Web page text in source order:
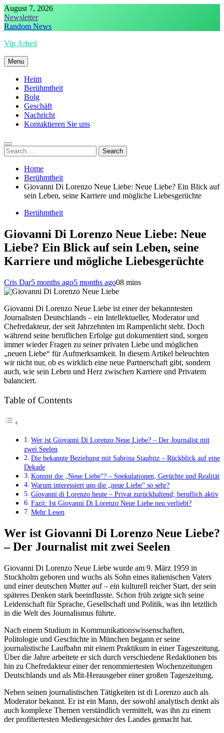
Skip
to
content
August 7, 2026
Newsletter
Random News
Vip Arbeit
Menu
Heim
Berühmtheit
Bolg
Geschäft
Nachricht
Kontaktieren Sie uns
Search
for:
Home
Berühmtheit
Giovanni Di Lorenzo Neue Liebe: Neue Liebe? Ein Blick auf
sein Leben, seine Karriere und mögliche Liebesgerüchte
Berühmtheit
Giovanni Di Lorenzo Neue Liebe: Neue
Liebe? Ein Blick auf sein Leben, seine
Karriere und mögliche Liebesgerüchte
Cris Dar5 months ago5 months ago08 mins
Giovanni Di Lorenzo Neue Liebe ist einer der bekanntesten
Journalisten Deutschlands – ein Intellektueller, Moderator und
Chefredakteur, der seit Jahrzehnten im Rampenlicht steht. Doch
während seine beruflichen Erfolge gut dokumentiert sind, sorgen
immer wieder Fragen zu seiner privaten Liebe und möglichen
„neuen Liebe“ für Aufmerksamkeit. In diesem Artikel beleuchten
wir nicht nur, ob es wirklich eine neue Partnerschaft gibt, sondern
auch, wie sein Leben und Herz zwischen Karriere und Privatem
balanciert.
Table of Contents
Wer ist Giovanni Di Lorenzo Neue Liebe? – Der Journalist mit
zwei Seelen
Die bekannte Beziehung mit Sabrina Staubitz – Rückblick auf eine
Dekade
Kommt die „Neue Liebe“? – Spekulationen, Gerüchte und Realität
Warum interessiert uns die „neue Liebe“ so sehr?
Giovanni di Lorenzo heute – Privat zurückhaltend, beruflich aktiv
Fazit: Ist Giovanni Di Lorenzo Neue Liebe neu verliebt?
Mehr Lesen
Wer ist Giovanni Di Lorenzo Neue Liebe?
– Der Journalist mit zwei Seelen
Giovanni Di Lorenzo Neue Liebe wurde am 9. März 1959 in
Stockholm geboren und wuchs als Sohn eines italienischen Vaters
und einer deutschen Mutter auf – ein kulturell reicher Start, der sein
späteres Denken stark beeinflusste. Schon früh zeigte sich seine
Leidenschaft für Sprache, Gesellschaft und Politik, was ihn letztlich
in die Welt des Journalismus führte.
Nach einem Studium in Kommunikationswissenschaften,
Politologie und Geschichte in München begann er seine
journalistische Laufbahn mit einem Praktikum in einer Tageszeitung.
Über die Jahre arbeitete er sich durch verschiedene Redaktionen bis
hin zu Chefredakteur einer der renommiertesten Wochenzeitungen
Deutschlands und als Mit-Herausgeber einer großen Tageszeitung.
Neben seinen journalistischen Tätigkeiten ist di Lorenzo auch als
Moderator bekannt. Er ist ein Mann, der sowohl analytisch denkt als
auch komplexe Themen verständlich vermittelt, was ihn zu einem
der profiliertesten Mediengesichter des Landes gemacht hat.